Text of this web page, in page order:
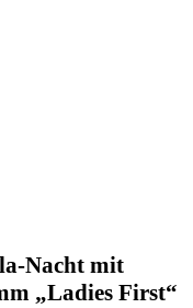
Nacht mit
„Ladies First“